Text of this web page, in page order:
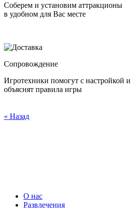
Соберем и установим аттракционы
в удобном для Вас месте
Сопровождение
Игротехники помогут с настройкой и
объяснят правила игры
« Назад
О нас
Развлечения